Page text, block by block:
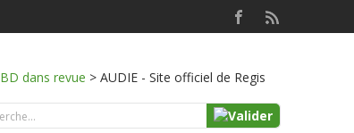
BD dans revue > AUDIE - Site officiel de Regis